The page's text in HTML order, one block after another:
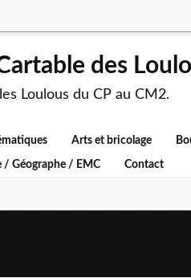
des
Loulous du CP au CM2.
Arts et bricolage
/ Géographe / EMC Contact